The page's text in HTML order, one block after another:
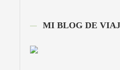
MI BLOG DE